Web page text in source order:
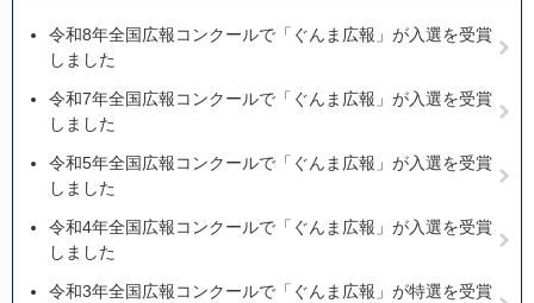
令和8年全国広報コンクールで「ぐんま広報」が入選を受賞
しました
令和7年全国広報コンクールで「ぐんま広報」が入選を受賞
しました
令和5年全国広報コンクールで「ぐんま広報」が入選を受賞
しました
令和4年全国広報コンクールで「ぐんま広報」が入選を受賞
しました
令和3年全国広報コンクールで「ぐんま広報」が特選を受賞